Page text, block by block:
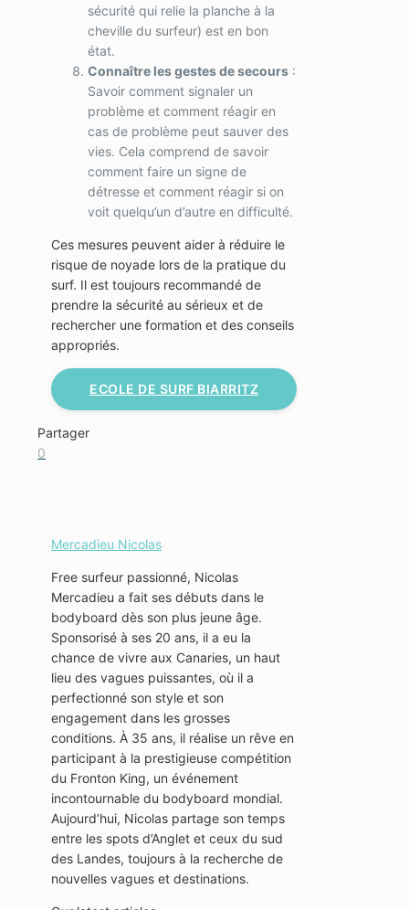
sécurité qui relie la planche à la
cheville du surfeur) est en bon
état.
Connaître les gestes de secours :
Savoir comment signaler un
problème et comment réagir en
cas de problème peut sauver des
vies. Cela comprend de savoir
comment faire un signe de
détresse et comment réagir si on
voit quelqu’un d’autre en difficulté.
Ces mesures peuvent aider à réduire le
risque de noyade lors de la pratique du
surf. Il est toujours recommandé de
prendre la sécurité au sérieux et de
rechercher une formation et des conseils
appropriés.
ECOLE DE SURF BIARRITZ
Partager
0
Mercadieu Nicolas
Free surfeur passionné, Nicolas
Mercadieu a fait ses débuts dans le
bodyboard dès son plus jeune âge.
Sponsorisé à ses 20 ans, il a eu la
chance de vivre aux Canaries, un haut
lieu des vagues puissantes, où il a
perfectionné son style et son
engagement dans les grosses
conditions. À 35 ans, il réalise un rêve en
participant à la prestigieuse compétition
du Fronton King, un événement
incontournable du bodyboard mondial.
Aujourd’hui, Nicolas partage son temps
entre les spots d’Anglet et ceux du sud
des Landes, toujours à la recherche de
nouvelles vagues et destinations.